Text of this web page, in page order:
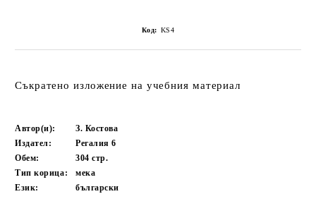
Код: KS4
Съкратено изложение на учебния материал
Автор(и):
З. Костова
Издател:
Регалия 6
Обем:
304стр.
Тип корица:
мека
Език:
български